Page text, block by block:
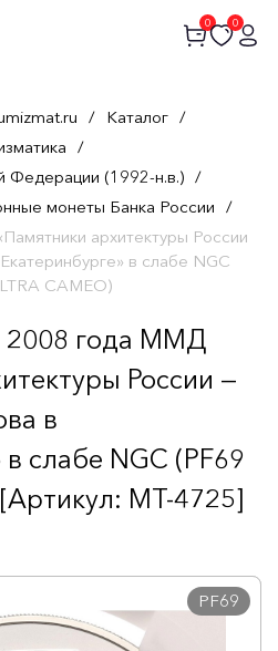
0 0
/ Каталог /
/
Федерации (1992-н.в.) /
монеты Банка России /
архитектуры России
в слабе NGC
CAMEO)
2008 года ММД
России —
в
слабе NGC (PF69
MT-4725]
PF69